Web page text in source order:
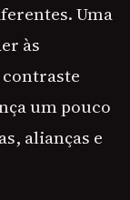
Uma
às
contraste
um pouco
alianças e